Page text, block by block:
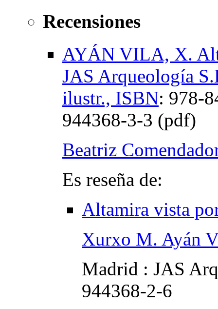
Recensiones
AYÁN VILA, X.
JAS Arqueología
ilustr., ISBN: 978-
944368-3-3 (pdf)
Beatriz
Es reseña de:
Altamira vista
Xurxo M. Ayán
Madrid : JAS
944368-2-6